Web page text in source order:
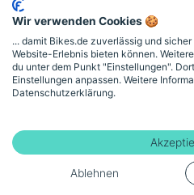
Über die Marke
Wir verwenden Cookies 🍪
... damit Bikes.de zuverlässig und
Website-Erlebnis bieten können.
du unter dem Punkt "Einstellungen".
Einstellungen anpassen. Weitere
Datenschutzerklärung.
Ablehnen